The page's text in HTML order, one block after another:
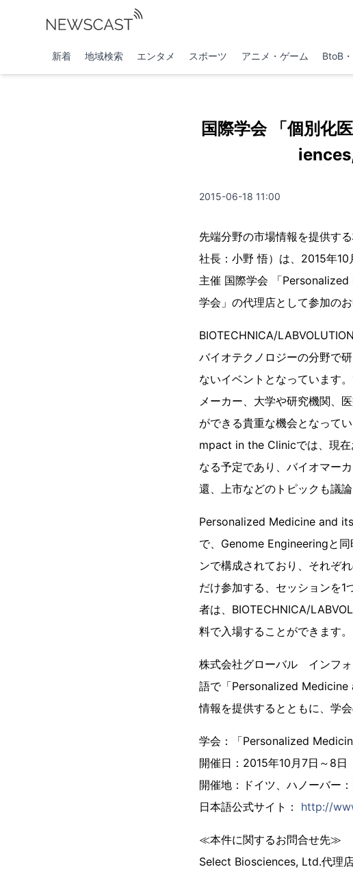
新着 地域検索 エンタメ スポーツ アニメ・ゲーム BtoB
国際学会 「個別化
2015-06-18 11:00
先端分野の市場情報を提供す
社長：小野 悟）は、2015年
主催 国際学会 「
学会」の代理店として参加の
BIOTECHNICA/
バイオテクノロジーの分野で
ないイベントとなっています
メーカー、大学や研究機関、
ができる貴重な機会となって
mpact in the Clinicでは、現在
なる予定であり、バイオマー
還、上市などのトピックも議論
Personalized Medicine and
で、Genome Engineeringと
ンで構成されており、それぞ
だけ参加する、セッションを
者は、BIOTECHNICA/
料で入場することができます。
株式会社グローバル インフォ
語で「Personalized
情報を提供するとともに、学
学会：「Personalized
開催日：2015年10月7日～8日
開催地：ドイツ、ハノーバー
日本語公式サイト： http://
≪本件に関するお問合せ先≫
Select Biosciences, Ltd.代理